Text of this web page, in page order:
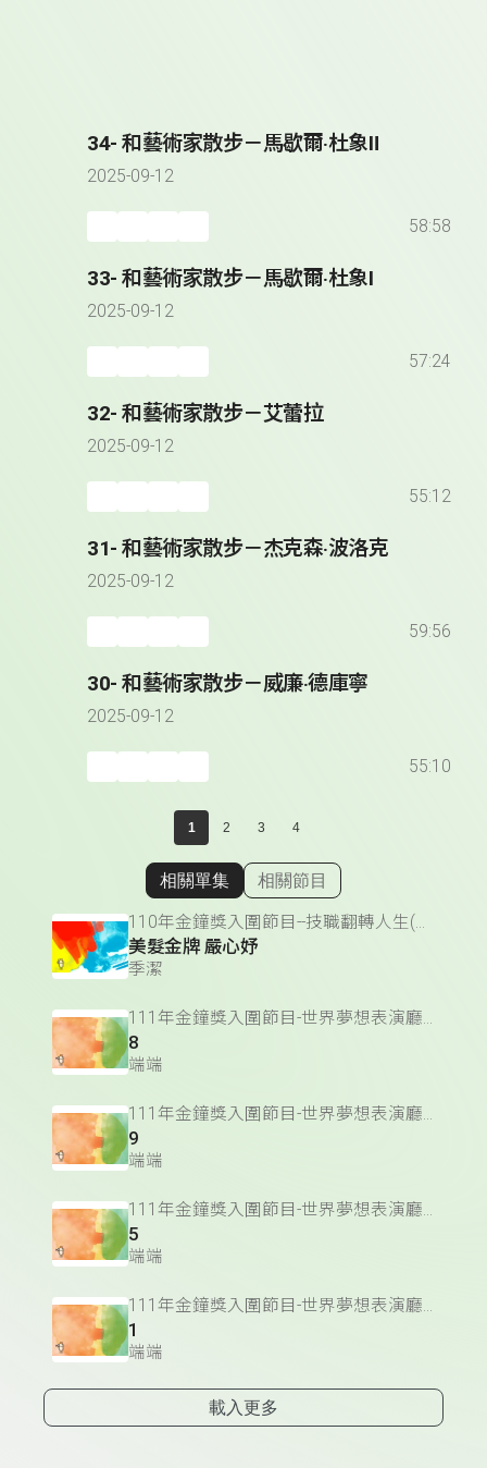
34- 和藝術家散步－馬歇爾‧杜象Ⅱ
2025-09-12
58:58
33- 和藝術家散步－馬歇爾‧杜象Ⅰ
2025-09-12
57:24
32- 和藝術家散步－艾蕾拉
2025-09-12
55:12
31- 和藝術家散步－杰克森‧波洛克
2025-09-12
59:56
30- 和藝術家散步－威廉‧德庫寧
2025-09-12
55:10
1 2 3 4
顯示相關單集
相關單集 相關節目
110年金鐘獎入圍節目--技職翻轉人生(單元節目獎)
美髮金牌 嚴心妤
季潔
111年金鐘獎入圍節目-世界夢想表演廳(藝術文化節目&主持人獎)
8
端端
111年金鐘獎入圍節目-世界夢想表演廳(藝術文化節目&主持人獎)
9
端端
111年金鐘獎入圍節目-世界夢想表演廳(藝術文化節目&主持人獎)
5
端端
111年金鐘獎入圍節目-世界夢想表演廳(藝術文化節目&主持人獎)
1
端端
載入更多